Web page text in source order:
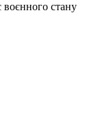
воєнного стану